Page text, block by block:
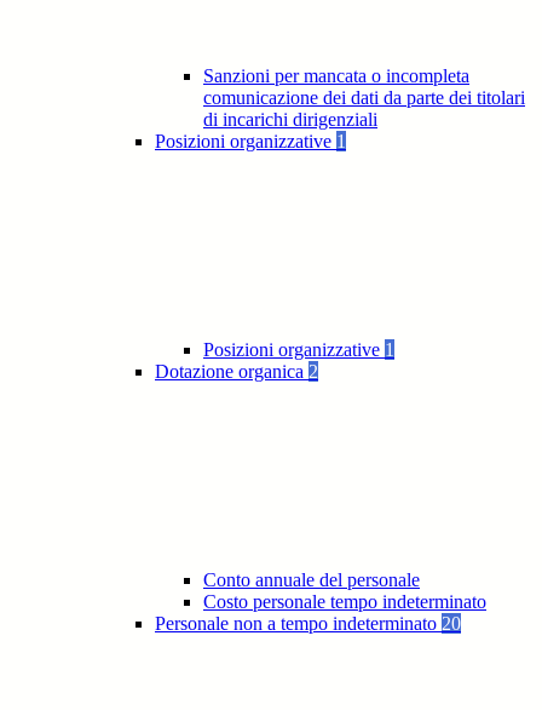
Sanzioni per mancata o incompleta
comunicazione dei dati da parte dei titolari
di incarichi dirigenziali
Posizioni organizzative 1
Posizioni organizzative 1
Dotazione organica 2
Conto annuale del personale
Costo personale tempo indeterminato
Personale non a tempo indeterminato 20